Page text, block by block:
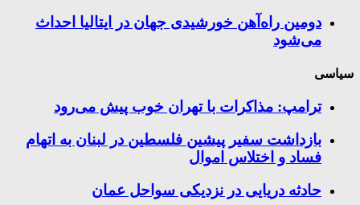
دومین راه‌آهن خورشیدی جهان در ایتالیا احداث
می‌شود
سیاسی
ترامپ: مذاکرات با تهران خوب پیش می‌رود
بازداشت سفیر پیشین فلسطین در لبنان به اتهام
فساد و اختلاس اموال
حادثه دریایی در نزدیکی سواحل عمان